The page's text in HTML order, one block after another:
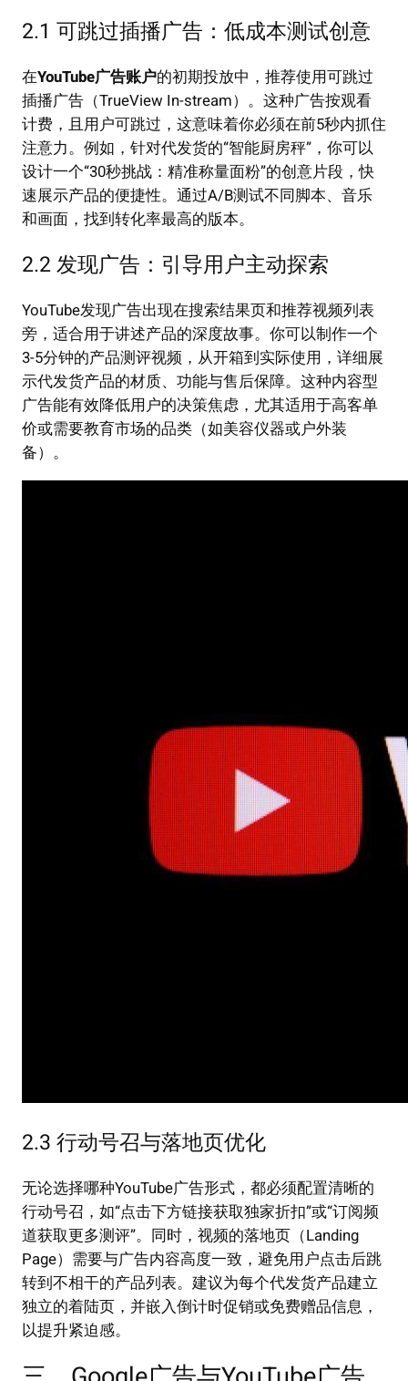
2.1 可跳过插播广告：低成本测试创意
在YouTube广告账户的初期投放中，推荐使用可跳过
插播广告（TrueView In-stream）。这种广告按观看
计费，且用户可跳过，这意味着你必须在前5秒内抓住
注意力。例如，针对代发货的“智能厨房秤”，你可以
设计一个“30秒挑战：精准称量面粉”的创意片段，快
速展示产品的便捷性。通过A/B测试不同脚本、音乐
和画面，找到转化率最高的版本。
2.2 发现广告：引导用户主动探索
YouTube发现广告出现在搜索结果页和推荐视频列表
旁，适合用于讲述产品的深度故事。你可以制作一个
3-5分钟的产品测评视频，从开箱到实际使用，详细展
示代发货产品的材质、功能与售后保障。这种内容型
广告能有效降低用户的决策焦虑，尤其适用于高客单
价或需要教育市场的品类（如美容仪器或户外装
备）。
2.3 行动号召与落地页优化
无论选择哪种YouTube广告形式，都必须配置清晰的
行动号召，如“点击下方链接获取独家折扣”或“订阅频
道获取更多测评”。同时，视频的落地页（Landing
Page）需要与广告内容高度一致，避免用户点击后跳
转到不相干的产品列表。建议为每个代发货产品建立
独立的着陆页，并嵌入倒计时促销或免费赠品信息，
以提升紧迫感。